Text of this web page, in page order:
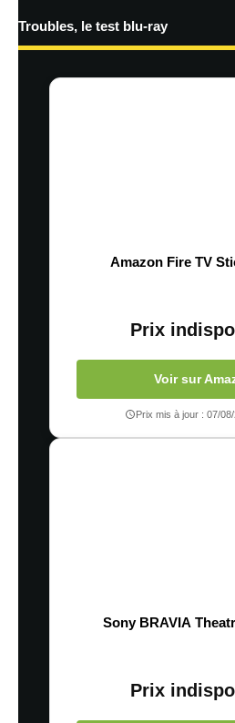
Troubles, le test blu-ray
Amazon Fire TV
Prix
Voir sur
Prix mis à jour : 07/
Sony BRAVIA
Prix